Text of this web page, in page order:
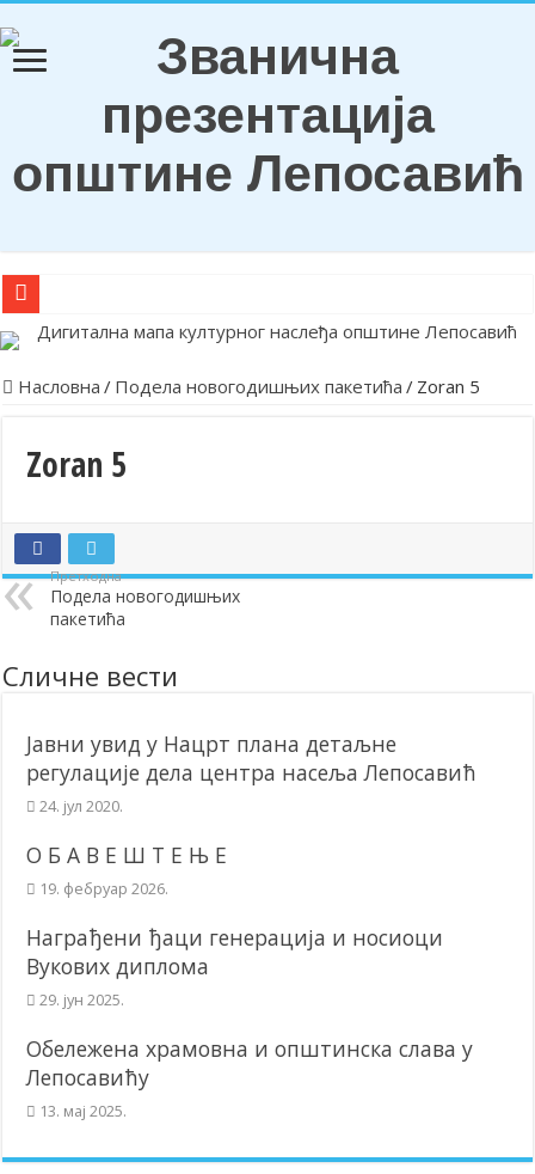
О Б А В Е Ш Т Е Њ Е
Парастосом и полагањем венаца у Леосавићу обележена
Лепосавић прославио Светог Василија
Додела подстицаја за подршку развоју привреде и
Полагањем венаца и свечаном академијом у Сочаници
ОБАВЕШТЕЊЕ – Бесплатан СкиПас 2024
Насловна / Подела новогодишњих пакетића / Zoran 5
Zoran 5
Претходна
Подела новогодишњих
пакетића
Сличне вести
Јавни увид у Нацрт плана детаљне
регулације дела центра насеља Лепосавић
24. јул 2020.
О Б А В Е Ш Т Е Њ Е
19. фебруар 2026.
Награђени ђаци генерација и носиоци
Вукових диплома
29. јун 2025.
Обележена храмовна и општинска слава у
Лепосавићу
13. мај 2025.